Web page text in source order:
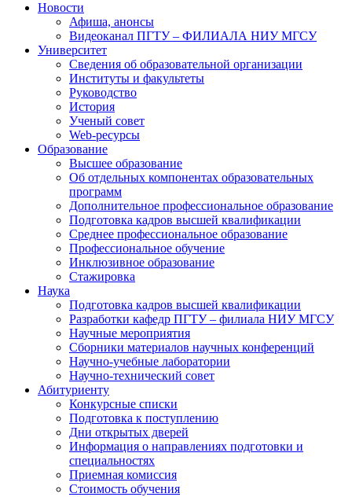
Новости
Афиша, анонсы
Видеоканал ПГТУ – ФИЛИАЛА НИУ МГСУ
Университет
Сведения об образовательной организации
Институты и факультеты
Руководство
История
Ученый совет
Web-ресурсы
Образование
Высшее образование
Об отдельных компонентах образовательных
программ
Дополнительное профессиональное образование
Подготовка кадров высшей квалификации
Среднее профессиональное образование
Профессиональное обучение
Инклюзивное образование
Стажировка
Наука
Подготовка кадров высшей квалификации
Разработки кафедр ПГТУ – филиала НИУ МГСУ
Научные мероприятия
Сборники материалов научных конференций
Научно-учебные лаборатории
Научно-технический совет
Абитуриенту
Конкурсные списки
Подготовка к поступлению
Дни открытых дверей
Информация о направлениях подготовки и
специальностях
Приемная комиссия
Стоимость обучения